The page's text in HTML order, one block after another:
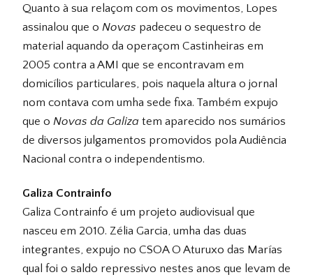
Quanto à sua relaçom com os movimentos, Lopes
assinalou que o Novas padeceu o sequestro de
material aquando da operaçom Castinheiras em
2005 contra a AMI que se encontravam em
domicílios particulares, pois naquela altura o jornal
nom contava com umha sede fixa. Também expujo
que o Novas da Galiza tem aparecido nos sumários
de diversos julgamentos promovidos pola Audiência
Nacional contra o independentismo.
Galiza Contrainfo
Galiza Contrainfo é um projeto audiovisual que
nasceu em 2010. Zélia Garcia, umha das duas
integrantes, expujo no CSOAO Aturuxo das Marías
qual foi o saldo repressivo nestes anos que levam de